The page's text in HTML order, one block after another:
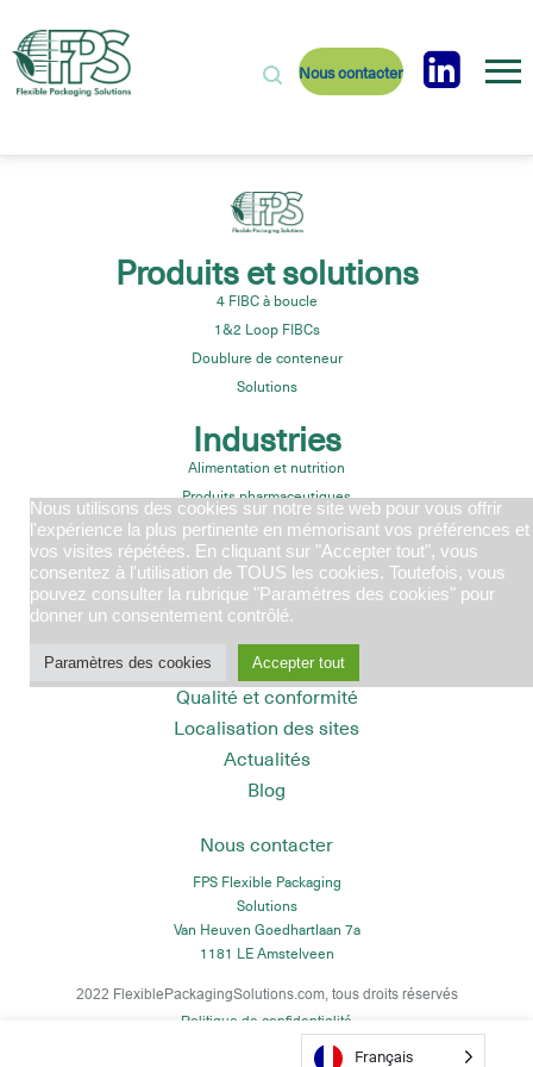
Nous contacter
Produits et solutions
4 FIBC à boucle
1&2 Loop FIBCs
Doublure de conteneur
Solutions
Industries
Alimentation et nutrition
Produits pharmaceutiques
Granulats de construction
Gestion des déchets
Exploitation minière et minéraux
Emballage durable
Qualité et conformité
Localisation des sites
Actualités
Blog
Nous contacter
FPS Flexible Packaging
Solutions
Van Heuven Goedhartlaan 7a
1181 LE Amstelveen
2022 FlexiblePackagingSolutions.com, tous droits réservés
Politique de confidentialité
Nous utilisons des cookies sur notre site web pour vous offrir
l'expérience la plus pertinente en mémorisant vos préférences et
vos visites répétées. En cliquant sur "Accepter tout", vous
consentez à l'utilisation de TOUS les cookies. Toutefois, vous
pouvez consulter la rubrique "Paramètres des cookies" pour
donner un consentement contrôlé.
Paramètres des cookies Accepter tout
Français